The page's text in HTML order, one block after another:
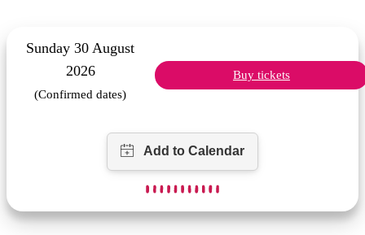
Sunday 30 August
2026
(Confirmed dates)
Buy tickets